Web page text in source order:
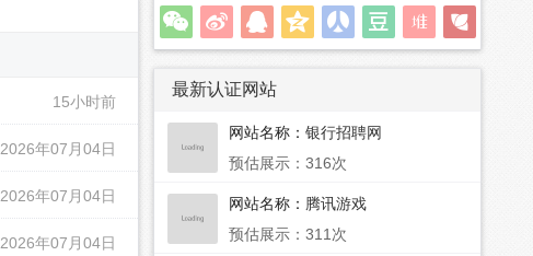
15小时前
2026年07月04日
2026年07月04日
2026年07月04日
最新认证网站
网站名称： 银行招聘网
预估展示：316次
网站名称： 腾讯游戏
预估展示：311次